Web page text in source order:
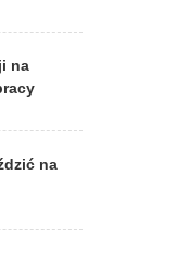
na
na